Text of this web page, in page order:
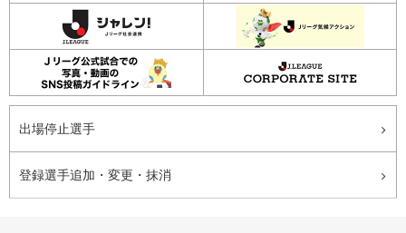
出場停止選手
登録選手追加・変更・抹消